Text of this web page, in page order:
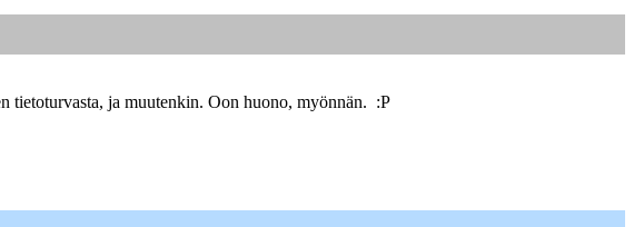
tietoturvasta, ja muutenkin. Oon huono, myönnän. :P